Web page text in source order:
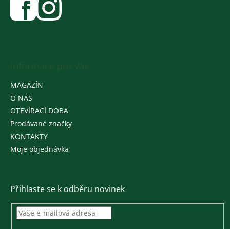
MAGAZÍN
O NÁS
OTEVÍRACÍ DOBA
Prodávané značky
KONTAKTY
Moje objednávka
Přihlaste se k odběru novinek